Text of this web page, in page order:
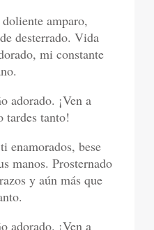
amparo,
desterrado. Vida
mi constante
adorado. ¡Ven a
tardes tanto!
enamorados, bese
manos. Prosternado
y aún más que
adorado. ¡Ven a